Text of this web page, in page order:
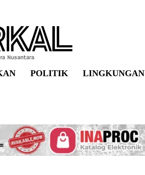
POLITIK LINGKUNGAN